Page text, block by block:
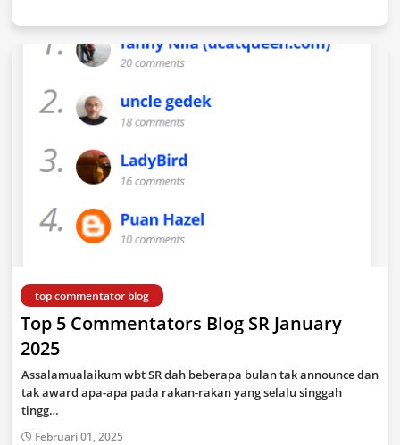
top commentator blog
Top 5 Commentators Blog SR January
2025
Assalamualaikum wbt SR dah beberapa bulan tak announce dan
tak award apa-apa pada rakan-rakan yang selalu singgah
tingg…
Februari 01, 2025